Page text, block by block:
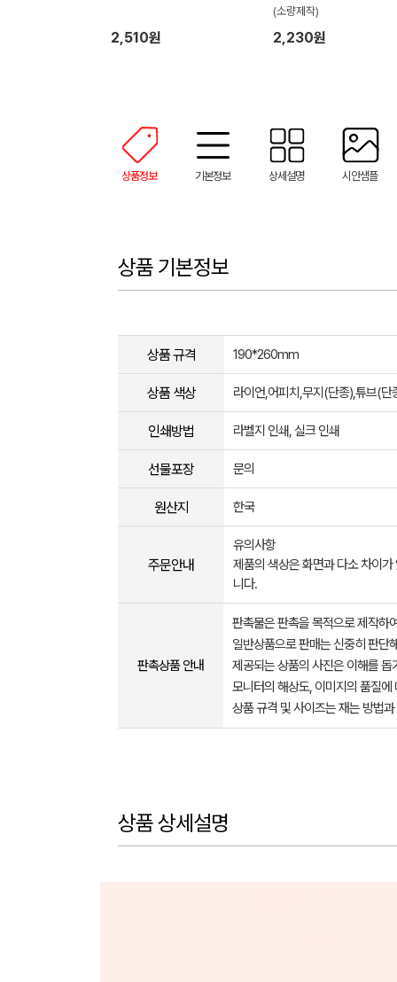
2,510원
(소량제작)
2,230원
상품정보 기본정보 상세설명 시안샘플
상품 기본정보
상품 규격 190*260mm
상품 색상 라이언,어피치,무지(단종),튜브(단
인쇄방법 라벨지 인쇄, 실크 인쇄
선물포장 문의
원산지 한국
주문안내
유의사항
제품의 색상은 화면과 다소 차이가
니다.
판촉상품 안내
판촉물은 판촉을 목적으로 제작하
일반상품으로 판매는 신중히 판단
제공되는 상품의 사진은 이해를
모니터의 해상도, 이미지의 품질
상품 규격 및 사이즈는 재는 방법
상품 상세설명